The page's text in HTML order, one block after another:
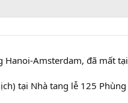
Hanoi-Amsterdam, đã mất
tại Nhà tang lễ 125